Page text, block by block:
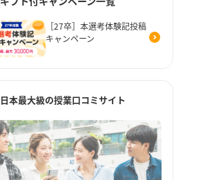
［27卒］本選考体験記投稿
キャンペーン
日本最大級の授業口コミサイト